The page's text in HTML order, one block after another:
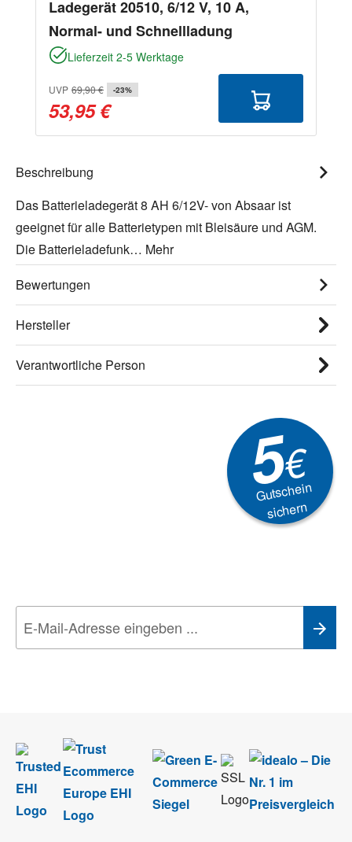
Ladegerät 20510, 6/12 V, 10 A,
Normal- und Schnellladung
Lieferzeit 2-5 Werktage
UVP 69,90 € -23%
53,95 €
Beschreibung
Das Batterieladegerät 8 AH 6/12V- von Absaar ist
geeignet für alle Batterietypen mit Bleisäure und AGM.
Die Batterieladefunk… Mehr
Bewertungen
Hersteller
Verantwortliche Person
5€
Gutschein
sichern